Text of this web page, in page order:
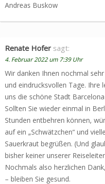
Andreas Buskow
Renate Hofer sagt:
4. Februar 2022 um 7:39 Uhr
Wir danken Ihnen nochmal
und eindrucksvollen Tage.
uns die schöne Stadt
Sollten Sie wieder einmal in
Stunden entbehren können,
auf ein „Schwätzchen“ und
Sauerkraut begrüßen. (Und
bisher keiner unserer
Nochmals also herzlichen
– bleiben Sie gesund.